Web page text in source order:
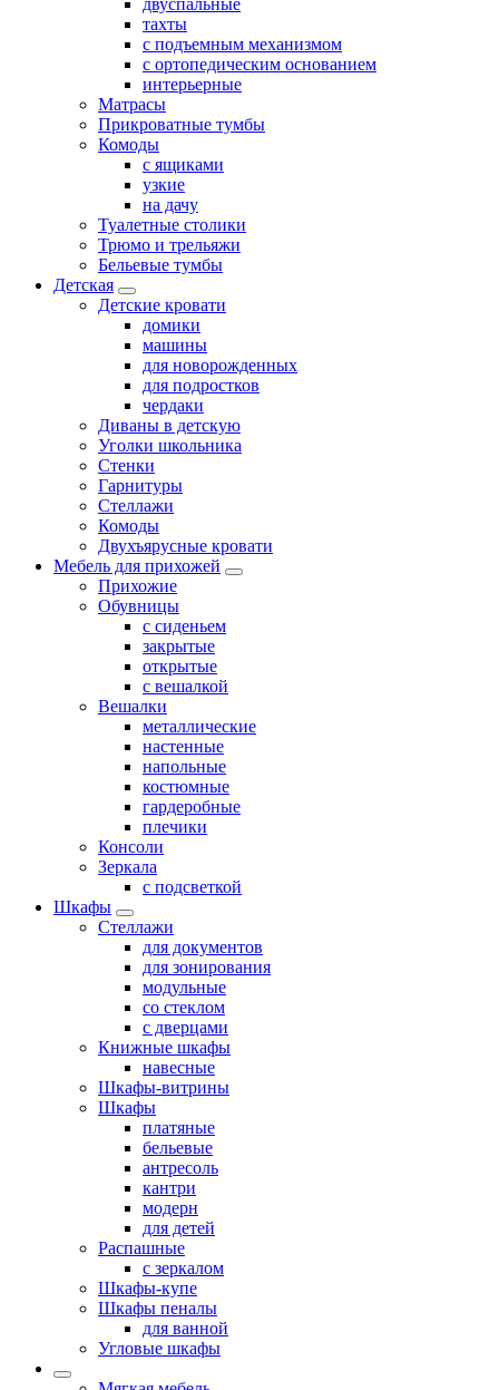
двуспальные
тахты
с подъемным механизмом
с ортопедическим основанием
интерьерные
Матрасы
Прикроватные тумбы
Комоды
с ящиками
узкие
на дачу
Туалетные столики
Трюмо и трельяжи
Бельевые тумбы
Детская
Детские кровати
домики
машины
для новорожденных
для подростков
чердаки
Диваны в детскую
Уголки школьника
Стенки
Гарнитуры
Стеллажи
Комоды
Двухъярусные кровати
Мебель для прихожей
Прихожие
Обувницы
с сиденьем
закрытые
открытые
с вешалкой
Вешалки
металлические
настенные
напольные
костюмные
гардеробные
плечики
Консоли
Зеркала
с подсветкой
Шкафы
Стеллажи
для документов
для зонирования
модульные
со стеклом
с дверцами
Книжные шкафы
навесные
Шкафы-витрины
Шкафы
платяные
бельевые
антресоль
кантри
модерн
для детей
Распашные
с зеркалом
Шкафы-купе
Шкафы пеналы
для ванной
Угловые шкафы